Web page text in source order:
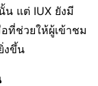
น แต่ IUX ยังมี
ที่ช่วยให้ผู้เข้าชม
งขึ้น